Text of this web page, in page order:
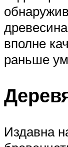
вполне
раньше
Издавна